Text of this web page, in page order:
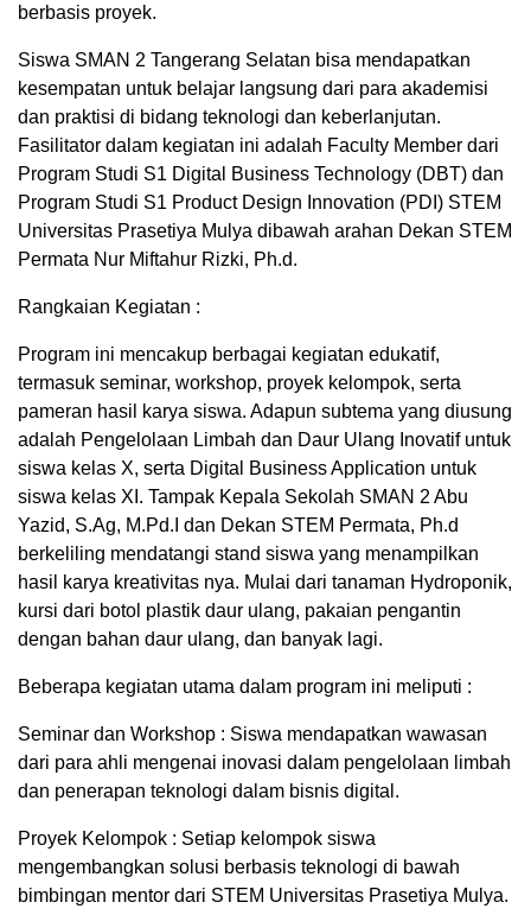
berbasis proyek.
Siswa SMAN 2 Tangerang Selatan bisa mendapatkan
kesempatan untuk belajar langsung dari para akademisi
dan praktisi di bidang teknologi dan keberlanjutan.
Fasilitator dalam kegiatan ini adalah Faculty Member dari
Program Studi S1 Digital Business Technology (DBT) dan
Program Studi S1 Product Design Innovation (PDI) STEM
Universitas Prasetiya Mulya dibawah arahan Dekan STEM
Permata Nur Miftahur Rizki, Ph.d.
Rangkaian Kegiatan :
Program ini mencakup berbagai kegiatan edukatif,
termasuk seminar, workshop, proyek kelompok, serta
pameran hasil karya siswa. Adapun subtema yang diusung
adalah Pengelolaan Limbah dan Daur Ulang Inovatif untuk
siswa kelas X, serta Digital Business Application untuk
siswa kelas XI. Tampak Kepala Sekolah SMAN 2 Abu
Yazid, S.Ag, M.Pd.I dan Dekan STEM Permata, Ph.d
berkeliling mendatangi stand siswa yang menampilkan
hasil karya kreativitas nya. Mulai dari tanaman Hydroponik,
kursi dari botol plastik daur ulang, pakaian pengantin
dengan bahan daur ulang, dan banyak lagi.
Beberapa kegiatan utama dalam program ini meliputi :
Seminar dan Workshop : Siswa mendapatkan wawasan
dari para ahli mengenai inovasi dalam pengelolaan limbah
dan penerapan teknologi dalam bisnis digital.
Proyek Kelompok : Setiap kelompok siswa
mengembangkan solusi berbasis teknologi di bawah
bimbingan mentor dari STEM Universitas Prasetiya Mulya.